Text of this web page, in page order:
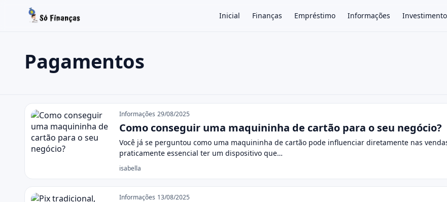
Inicial Finanças Empréstimo Informações
Buscar no site
Pressione Enter para buscar ou ESC para fechar.
Pagamentos
Pagamentos Informações 29/08/2025
Como conseguir uma maquininha de cartão para o seu negócio?
Você já se perguntou como uma maquininha de cartão pode influenciar diretamente nas
praticamente essencial ter um dispositivo que…
isabella
Informações 13/08/2025